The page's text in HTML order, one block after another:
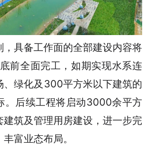
，具备工作面的全部建设内容将
前全面完工，如期实现水系连
、绿化及300平方米以下建筑的
。后续工程将启动3000余平方
建筑及管理用房建设，进一步完
富业态布局。